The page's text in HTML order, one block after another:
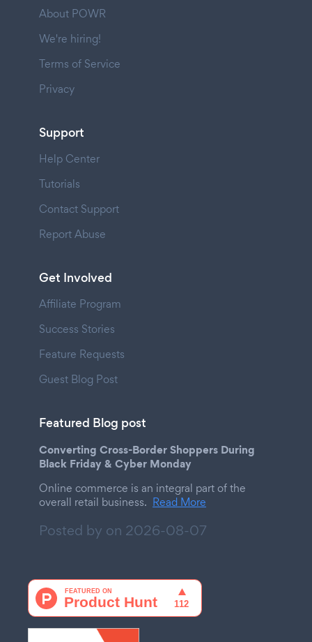
About POWR
We're hiring!
Terms of Service
Privacy
Support
Help Center
Tutorials
Contact Support
Report Abuse
Get Involved
Affiliate Program
Success Stories
Feature Requests
Guest Blog Post
Featured Blog post
Converting Cross-Border Shoppers During
Black Friday & Cyber Monday
Online commerce is an integral part of the
overall retail business. Read More
Posted by on 2026-08-07